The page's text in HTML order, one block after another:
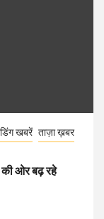
खबरें ताज़ा ख़बर
की ओर बढ़ रहे